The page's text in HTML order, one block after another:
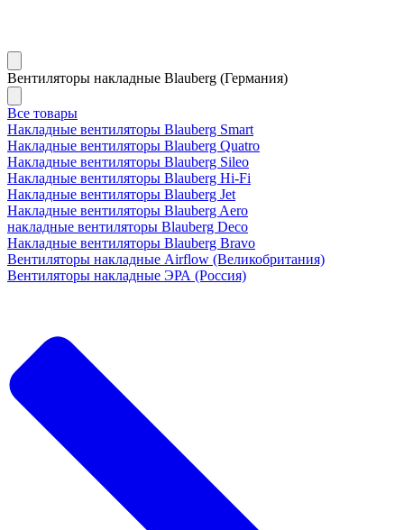
Вентиляторы накладные Blauberg (Германия)
Все товары
Накладные вентиляторы Blauberg Smart
Накладные вентиляторы Blauberg Quatro
Накладные вентиляторы Blauberg Sileo
Накладные вентиляторы Blauberg Hi-Fi
Накладные вентиляторы Blauberg Jet
Накладные вентиляторы Blauberg Aero
накладные вентиляторы Blauberg Deco
Накладные вентиляторы Blauberg Bravo
Вентиляторы накладные Airflow (Великобритания)
Вентиляторы накладные ЭРА (Россия)